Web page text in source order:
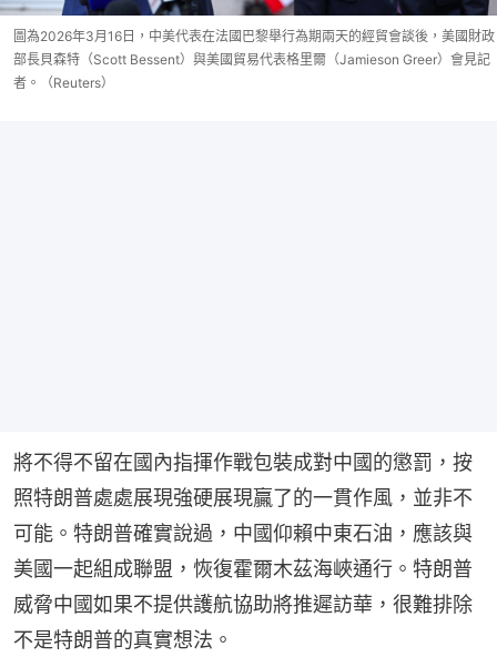
圖為2026年3月16日，中美代表在法國巴黎舉行為期兩天的經貿會談後，美國財政
部長貝森特（Scott Bessent）與美國貿易代表格里爾（Jamieson Greer）會見記
者。（Reuters）
將不得不留在國內指揮作戰包裝成對中國的懲罰，按
照特朗普處處展現強硬展現贏了的一貫作風，並非不
可能。特朗普確實說過，中國仰賴中東石油，應該與
美國一起組成聯盟，恢復霍爾木茲海峽通行。特朗普
威脅中國如果不提供護航協助將推遲訪華，很難排除
不是特朗普的真實想法。